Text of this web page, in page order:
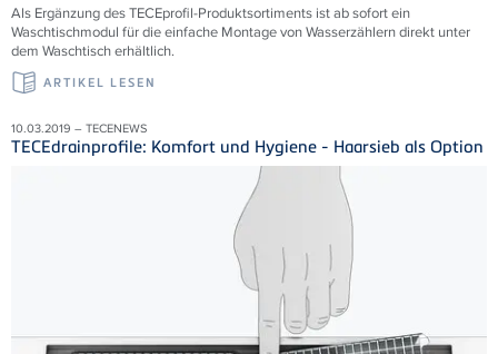
Als Ergänzung des TECEprofil-Produktsortiments ist ab sofort ein
Waschtischmodul für die einfache Montage von Wasserzählern direkt unter
dem Waschtisch erhältlich.
ARTIKEL LESEN
10.03.2019 – TECENEWS
TECEdrainprofile: Komfort und Hygiene - Haarsieb als Option